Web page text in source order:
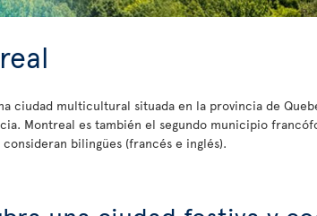
ciudad multicultural situada en la provincia de
Montreal es también el segundo municipio
bilingües (francés e inglés).